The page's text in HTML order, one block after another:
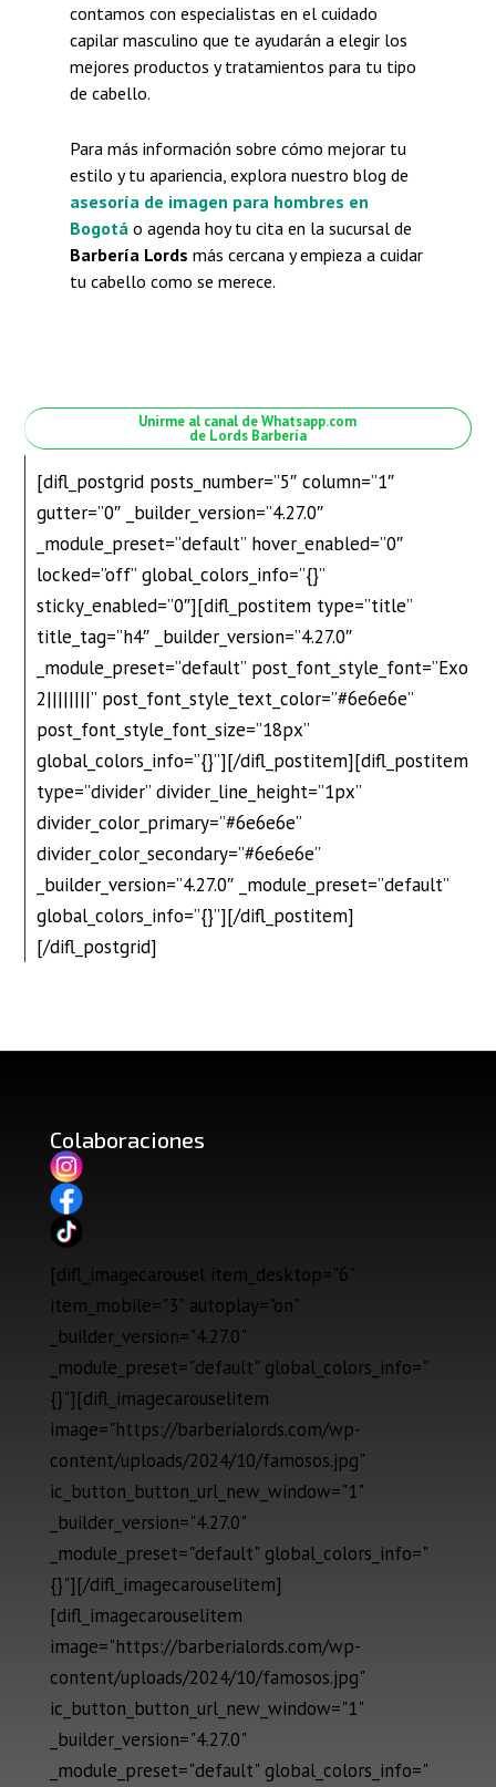
contamos con especialistas en el cuidado
capilar masculino que te ayudarán a elegir los
mejores productos y tratamientos para tu tipo
de cabello.
Para más información sobre cómo mejorar tu
estilo y tu apariencia, explora nuestro blog de
asesoría de imagen para hombres en
Bogotáo agenda hoy tu cita en la sucursal de
Barbería Lords más cercana y empieza a cuidar
tu cabello como se merece.
Unirme al canal de Whatsapp.com
de Lords Barbería
[difl_postgrid posts_number=”5″ column=”1″
gutter=”0″ _builder_version=”4.27.0″
_module_preset=”default” hover_enabled=”0″
locked=”off” global_colors_info=”{}”
sticky_enabled=”0″][difl_postitem type=”title”
title_tag=”h4″ _builder_version=”4.27.0″
_module_preset=”default” post_font_style_font=”Exo
2||||||||” post_font_style_text_color=”#6e6e6e”
post_font_style_font_size=”18px”
global_colors_info=”{}”][/difl_postitem][difl_postitem
type=”divider” divider_line_height=”1px”
divider_color_primary=”#6e6e6e”
divider_color_secondary=”#6e6e6e”
_builder_version=”4.27.0″ _module_preset=”default”
global_colors_info=”{}”][/difl_postitem]
[/difl_postgrid]
Colaboraciones
[difl_imagecarousel item_desktop="6"
item_mobile="3" autoplay="on"
_builder_version="4.27.0"
_module_preset="default" global_colors_info="
{}"][difl_imagecarouselitem
image="https://barberialords.com/wp-
content/uploads/2024/10/famosos.jpg"
ic_button_button_url_new_window="1"
_builder_version="4.27.0"
_module_preset="default" global_colors_info="
{}"][/difl_imagecarouselitem]
[difl_imagecarouselitem
image="https://barberialords.com/wp-
content/uploads/2024/10/famosos.jpg"
ic_button_button_url_new_window="1"
_builder_version="4.27.0"
_module_preset="default" global_colors_info="